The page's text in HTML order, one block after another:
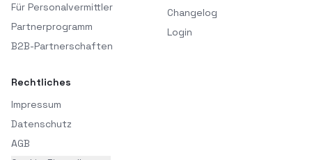
Für Personalvermittler
Partnerprogramm
B2B-Partnerschaften
Changelog
Login
Rechtliches
Impressum
Datenschutz
AGB